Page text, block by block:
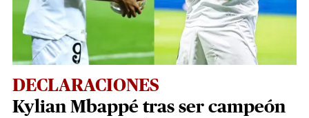
DECLARACIONES
Kylian Mbappé tras ser campeón